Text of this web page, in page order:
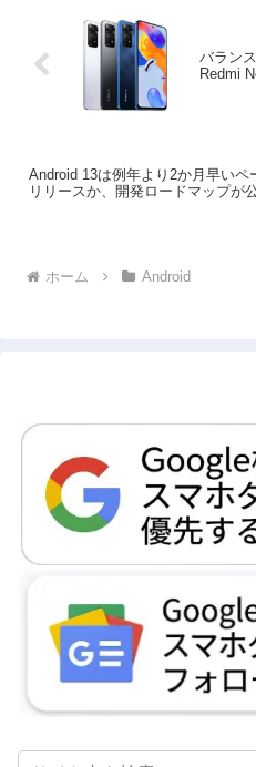
バラン
Redmi
Android 13は例年より2か月早いペ
リリースか、開発ロードマップが
ホーム Android